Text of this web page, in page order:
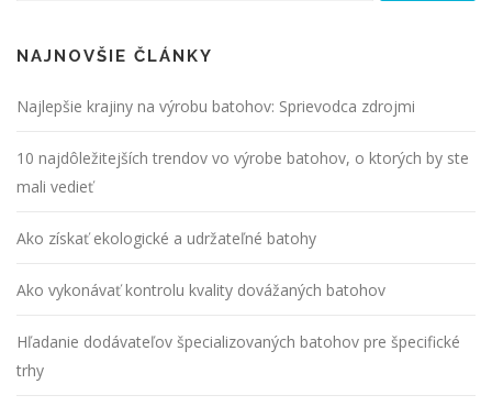
NAJNOVŠIE ČLÁNKY
Najlepšie krajiny na výrobu batohov: Sprievodca zdrojmi
10 najdôležitejších trendov vo výrobe batohov, o ktorých by ste
mali vedieť
Ako získať ekologické a udržateľné batohy
Ako vykonávať kontrolu kvality dovážaných batohov
Hľadanie dodávateľov špecializovaných batohov pre špecifické
trhy